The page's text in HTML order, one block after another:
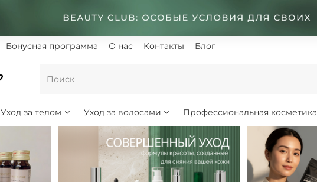
Бонусная программа О нас Контакты Блог
Уход за телом Уход за волосами Профессиональная косметика